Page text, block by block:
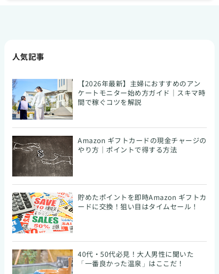
人気記事
【2026年最新】主婦におすすめのアン
ケートモニター始め方ガイド｜スキマ時
間で稼ぐコツを解説
Amazon ギフトカードの現金チャージの
やり方｜ポイントで得する方法
貯めたポイントを即時Amazon ギフトカ
ードに交換！狙い目はタイムセール！
40代・50代必見！大人男性に聞いた
「一番良かった温泉」はここだ！